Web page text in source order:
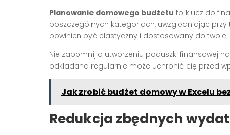
Planowanie domowego budżetu to klucz do
poszczególnych kategoriach, uwzględniając
powinien być elastyczny i dostosowany do twojej
Nie zapomnij o utworzeniu poduszki finansowej
odkładana regularnie może uchronić cię przed
Jak zrobić budżet domowy w Excelu
Redukcja zbędnych